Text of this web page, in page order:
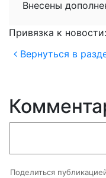
Внесены
Привязка к новости:
Вернуться в
Поделиться